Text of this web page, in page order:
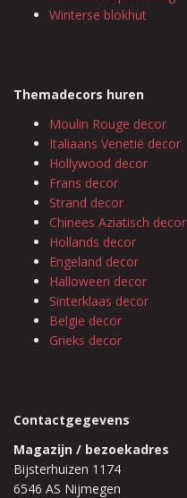
Winterse blokhut
Themadecors huren
Moulin Rouge decor
Italiaans Venetië decor
Hollywood decor
Frans decor
Strand decor
Chinees Aziatisch decor
Hollands decor
Engeland decor
Halloween decor
Sinterklaas decor
Belgie decor
Grieks decor
Contactgegevens
Magazijn / bezoekadres
Bijsterhuizen 1174
6546 AS Nijmegen